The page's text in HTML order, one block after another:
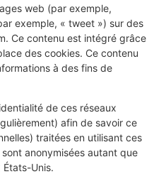
web (par exemple,
exemple, « tweet ») sur des
Ce contenu est intégré grâce
des cookies. Ce contenu
à des fins de
de ces réseaux
afin de savoir ce
traitées en utilisant ces
anonymisées autant que
Unis.